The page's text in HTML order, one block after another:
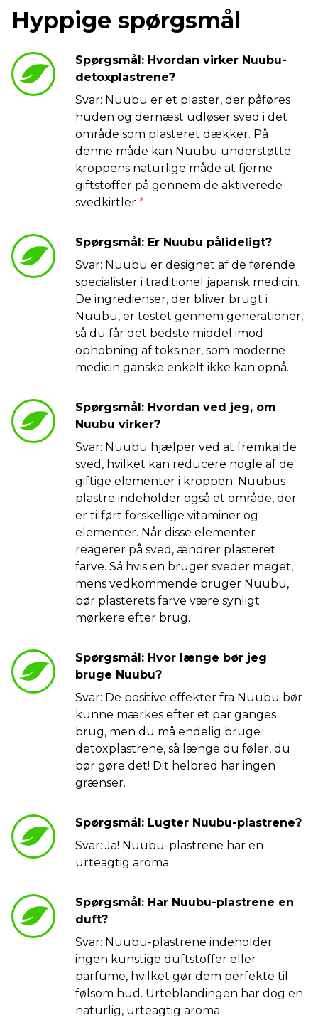
Hyppige spørgsmål
Spørgsmål: Hvordan virker Nuubu-
detoxplastrene?
Svar: Nuubu er et plaster, der påføres
huden og dernæst udløser sved i det
område som plasteret dækker. På
denne måde kan Nuubu understøtte
kroppens naturlige måde at fjerne
giftstoffer på gennem de aktiverede
svedkirtler *
Spørgsmål: Er Nuubu pålideligt?
Svar: Nuubu er designet af de førende
specialister i traditionel japansk medicin.
De ingredienser, der bliver brugt i
Nuubu, er testet gennem generationer,
så du får det bedste middel imod
ophobning af toksiner, som moderne
medicin ganske enkelt ikke kan opnå.
Spørgsmål: Hvordan ved jeg, om
Nuubu virker?
Svar: Nuubu hjælper ved at fremkalde
sved, hvilket kan reducere nogle af de
giftige elementer i kroppen. Nuubus
plastre indeholder også et område, der
er tilført forskellige vitaminer og
elementer. Når disse elementer
reagerer på sved, ændrer plasteret
farve. Så hvis en bruger sveder meget,
mens vedkommende bruger Nuubu,
bør plasterets farve være synligt
mørkere efter brug.
Spørgsmål: Hvor længe bør jeg
bruge Nuubu?
Svar: De positive effekter fra Nuubu bør
kunne mærkes efter et par ganges
brug, men du må endelig bruge
detoxplastrene, så længe du føler, du
bør gøre det! Dit helbred har ingen
grænser.
Spørgsmål: Lugter Nuubu-plastrene?
Svar: Ja! Nuubu-plastrene har en
urteagtig aroma.
Spørgsmål: Har Nuubu-plastrene en
duft?
Svar: Nuubu-plastrene indeholder
ingen kunstige duftstoffer eller
parfume, hvilket gør dem perfekte til
følsom hud. Urteblandingen har dog en
naturlig, urteagtig aroma.